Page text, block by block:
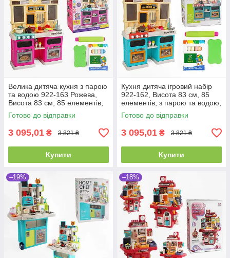
Велика дитяча кухня з парою
та водою 922-163 Рожева,
Висота 83 см, 85 елементів,
світлом і звуками
Готово до відправки
3 095,01 ₴ 3 821 ₴
Купити
Кухня дитяча ігровий набір
922-162, Висота 83 см, 85
елементів, з парою та водою,
світлом і звуками
Готово до відправки
3 095,01 ₴ 3 821 ₴
Купити
–19% –18%